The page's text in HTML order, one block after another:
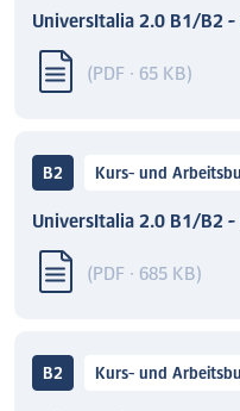
UniversItalia 2.0 B1/B2
(PDF · 65 KB)
B2 Kurs- und
UniversItalia 2.0 B1/B2 -
(PDF · 685 KB)
B2 Kurs- und